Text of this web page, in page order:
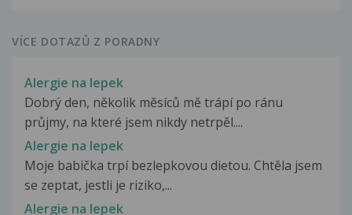
VÍCE DOTAZŮ Z PORADNY
Alergie na lepek
Dobrý den, několik měsíců mě trápí po ránu
průjmy, na které jsem nikdy netrpěl....
Alergie na lepek
Moje babička trpí bezlepkovou dietou. Chtěla jsem
se zeptat, jestli je riziko,...
Alergie na lepek